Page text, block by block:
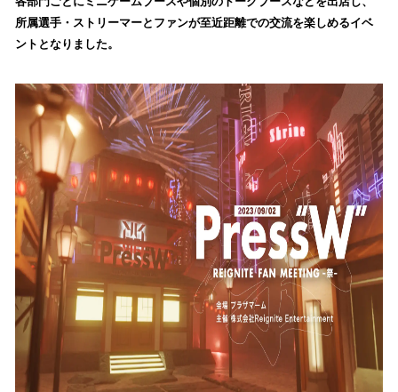
込
み
で
す
所属選手・ストリーマーとファンが至近距離での交流を楽しめるイベ
ントとなりました。